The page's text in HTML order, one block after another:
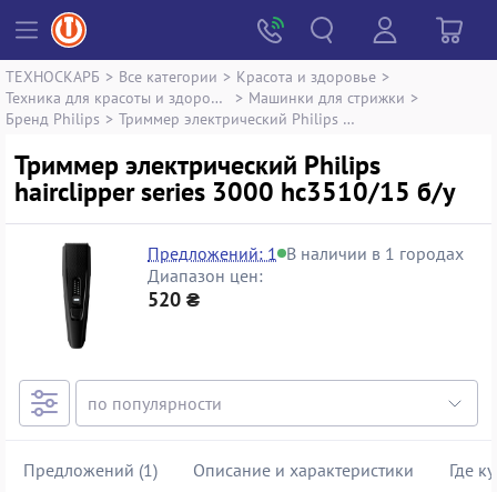
ТЕХНОСКАРБ > Все категории > Красота и здоровье >
Техника для красоты и здоровья
> Машинки для стрижки >
Бренд Philips > Триммер электрический Philips hairclipper series 3000 hc3510/15
Триммер электрический Philips
hairclipper series 3000 hc3510/15 б/у
Предложений: 1 В наличии в 1 городах
Диапазон цен:
520 ₴
Предложений (1) Описание и характеристики Где